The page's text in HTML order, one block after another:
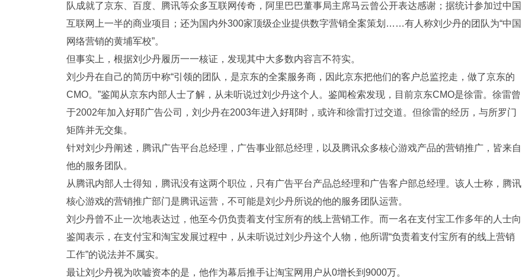
队成就了京东、百度、腾讯等众多互联网传奇，阿里巴巴董事局主席马云曾公开表达感谢；据统计参加过中国
互联网上一半的商业项目；还为国内外300家顶级企业提供数字营销全案策划……有人称刘少丹的团队为“中国
网络营销的黄埔军校”。
但事实上，根据刘少丹履历一一核证，发现其中大多数内容言不符实。
刘少丹在自己的简历中称“引领的团队，是京东的全案服务商，因此京东把他们的客户总监挖走，做了京东的
CMO。”鉴闻从京东内部人士了解，从未听说过刘少丹这个人。鉴闻检索发现，目前京东CMO是徐雷。徐雷曾
于2002年加入好耶广告公司，刘少丹在2003年进入好耶时，或许和徐雷打过交道。但徐雷的经历，与所罗门
矩阵并无交集。
针对刘少丹阐述，腾讯广告平台总经理，广告事业部总经理，以及腾讯众多核心游戏产品的营销推广，皆来自
他的服务团队。
从腾讯内部人士得知，腾讯没有这两个职位，只有广告平台产品总经理和广告客户部总经理。该人士称，腾讯
核心游戏的营销推广部门是腾讯运营，不可能是刘少丹所说的他的服务团队运营。
刘少丹曾不止一次地表达过，他至今仍负责着支付宝所有的线上营销工作。而一名在支付宝工作多年的人士向
鉴闻表示，在支付宝和淘宝发展过程中，从未听说过刘少丹这个人物，他所谓“负责着支付宝所有的线上营销
工作”的说法并不属实。
最让刘少丹视为吹嘘资本的是，他作为幕后推手让淘宝网用户从0增长到9000万。